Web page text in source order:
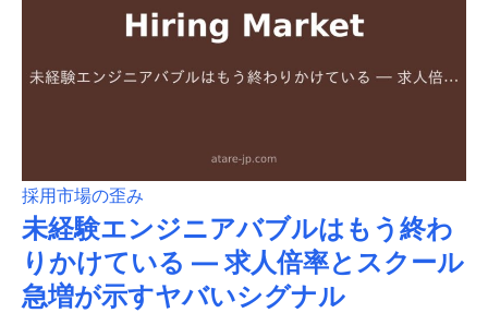
採用市場の歪み
未経験エンジニアバブルはもう終わ
りかけている ― 求人倍率とスクール
急増が示すヤバいシグナル